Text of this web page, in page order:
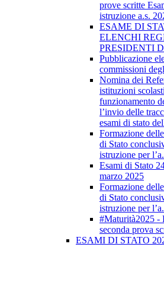
prove scritte
istruzione a.s.
ESAME DI
ELENCHI
PRESIDENTI
Pubblicazione
commissioni
Nomina dei
istituzioni
funzionamento
l’invio delle
esami di stato
Formazione
di Stato
istruzione per
Esami di Stato
marzo 2025
Formazione
di Stato
istruzione per
#Maturità2025 -
seconda prova
ESAMI DI STATO